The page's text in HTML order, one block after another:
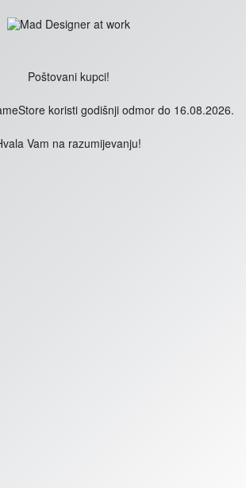
Poštovani kupci!
koristi godišnji odmor do 16.08.2026.
Vam na razumijevanju!